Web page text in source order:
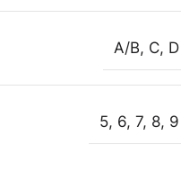
A/B, C, D
5, 6, 7, 8, 9